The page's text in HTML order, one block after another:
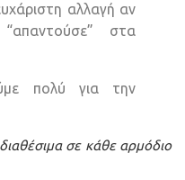
αλλαγή αν
στα
πολύ για την
σε κάθε αρμόδιο